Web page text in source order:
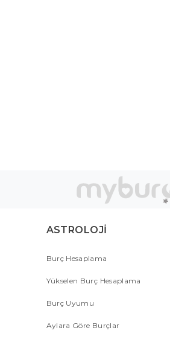
ASTROLOJİ
Burç Hesaplama
Yükselen Burç Hesaplama
Burç Uyumu
Aylara Göre Burçlar